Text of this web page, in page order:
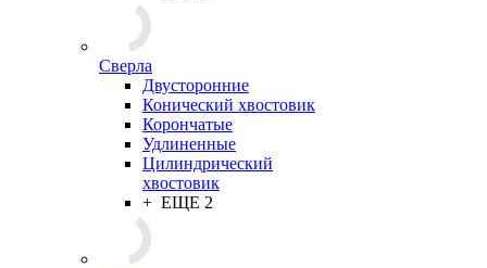
Сверла
Двусторонние
Конический хвостовик
Корончатые
Удлиненные
Цилиндрический
хвостовик
+ ЕЩЕ 2